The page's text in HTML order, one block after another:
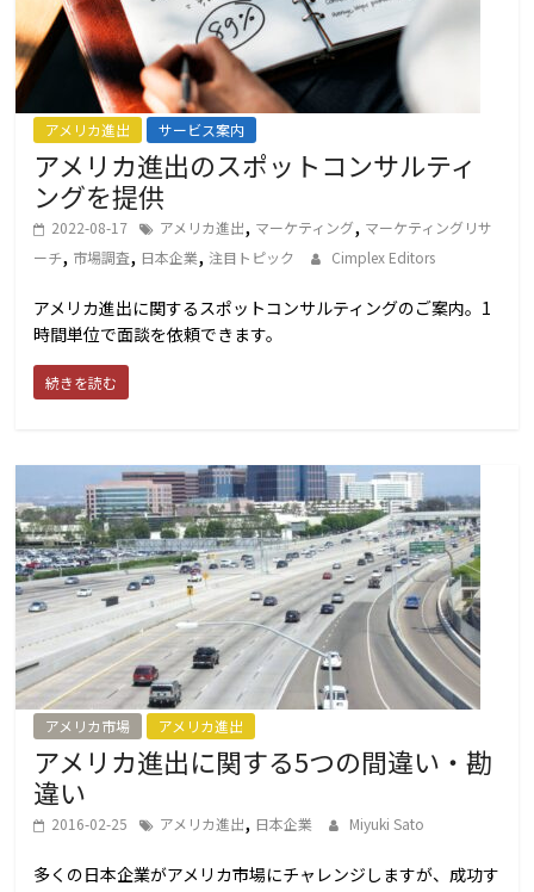
アメリカ進出 サービス案内
アメリカ進出のスポットコンサルティ
ングを提供
2022-08-17 アメリカ進出, マーケティング, マーケティングリサ
ーチ, 市場調査, 日本企業, 注目トピック Cimplex Editors
アメリカ進出に関するスポットコンサルティングのご案内。1
時間単位で面談を依頼できます。
続きを読む
アメリカ市場 アメリカ進出
アメリカ進出に関する5つの間違い・勘
違い
2016-02-25 アメリカ進出, 日本企業 Miyuki Sato
多くの日本企業がアメリカ市場にチャレンジしますが、成功す